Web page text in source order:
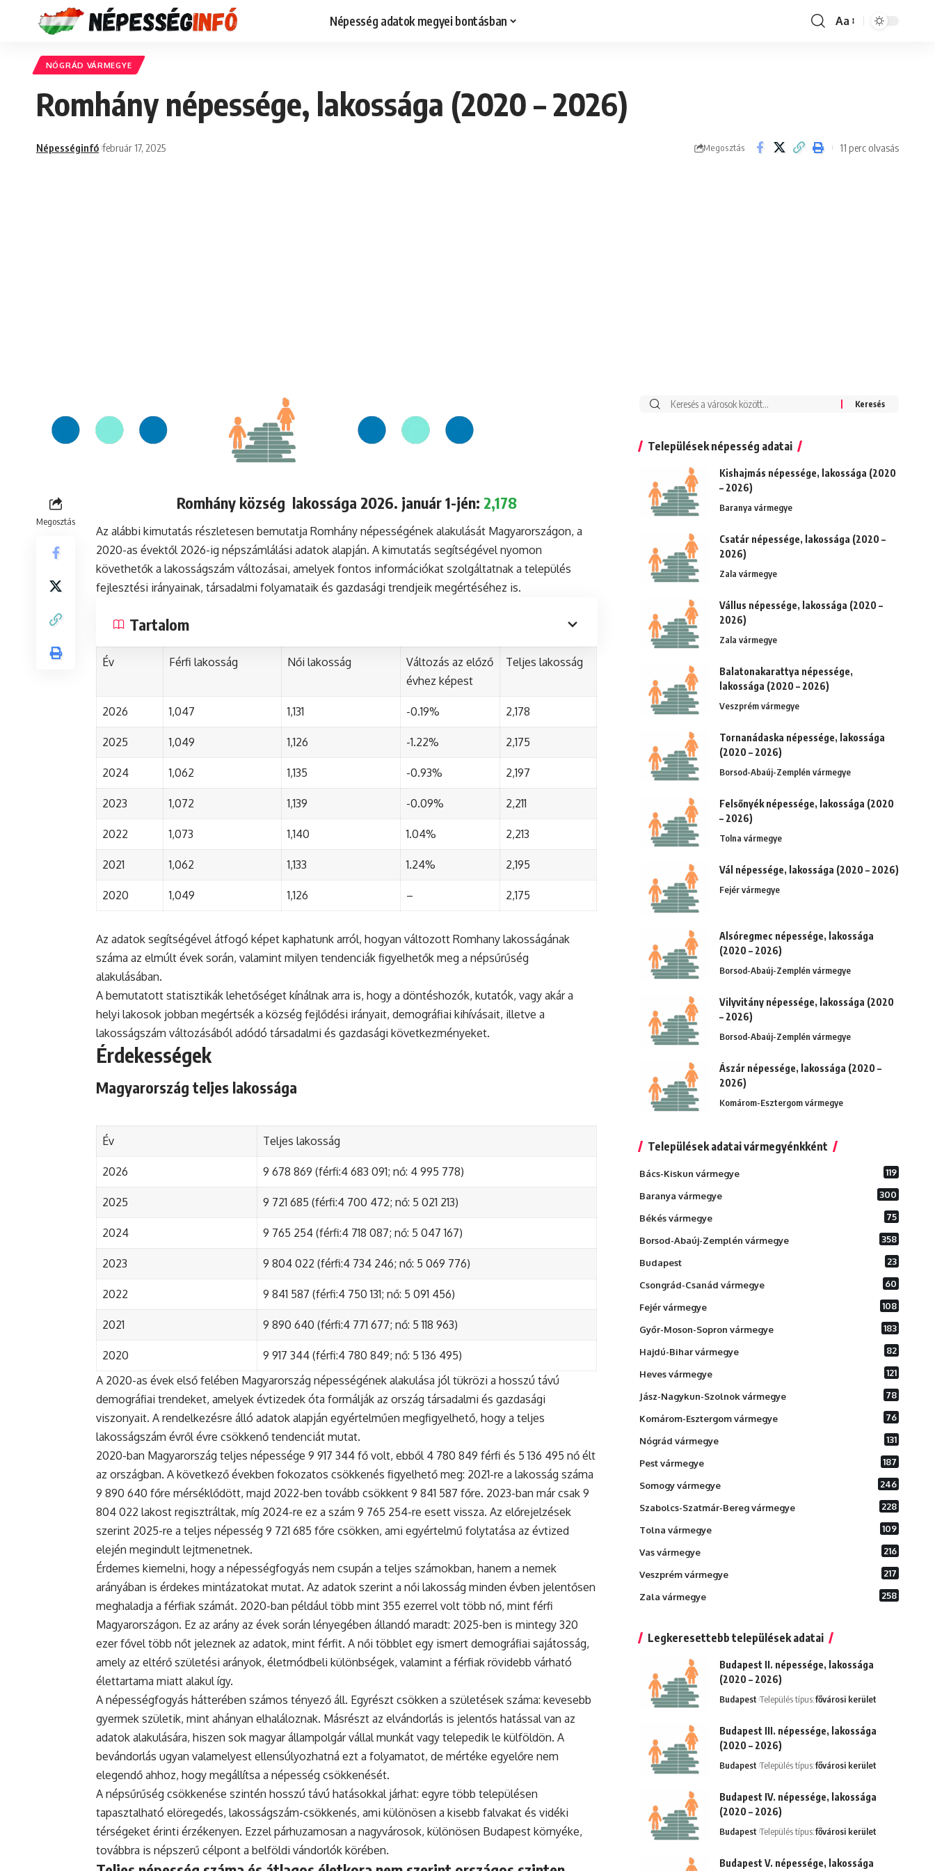
Népesség adatok megyei bontásban
Font
Aa
NÓGRÁD VÁRMEGYE
Romhány népessége, lakossága (2020 – 2026)
Népességinfó február 17, 2025 Megosztás 11 perc olvasás
Megosztás
Romhány község lakossága 2026. január 1-jén: 2,178
Az alábbi kimutatás részletesen bemutatja Romhány népességének alakulását Magyarországon, a
2020-as évektől 2026-ig népszámlálási adatok alapján. A kimutatás segítségével nyomon
követhetők a lakosságszám változásai, amelyek fontos információkat szolgáltatnak a település
fejlesztési irányainak, társadalmi folyamataik és gazdasági trendjeik megértéséhez is.
Tartalom
Év Férfi lakosság Női lakosság
Változás az előző
évhez képest
Teljes lakosság
2026 1,047 1,131 -0.19% 2,178
2025 1,049 1,126 -1.22% 2,175
2024 1,062 1,135 -0.93% 2,197
2023 1,072 1,139 -0.09% 2,211
2022 1,073 1,140 1.04% 2,213
2021 1,062 1,133 1.24% 2,195
2020 1,049 1,126 – 2,175
Az adatok segítségével átfogó képet kaphatunk arról, hogyan változott Romhany lakosságának
száma az elmúlt évek során, valamint milyen tendenciák figyelhetők meg a népsűrűség
alakulásában.
A bemutatott statisztikák lehetőséget kínálnak arra is, hogy a döntéshozók, kutatók, vagy akár a
helyi lakosok jobban megértsék a község fejlődési irányait, demográfiai kihívásait, illetve a
lakosságszám változásából adódó társadalmi és gazdasági következményeket.
Érdekességek
Magyarország teljes lakossága
Év Teljes lakosság
2026 9 678 869 (férfi:4 683 091; nő: 4 995 778)
2025 9 721 685 (férfi:4 700 472; nő: 5 021 213)
2024 9 765 254 (férfi:4 718 087; nő: 5 047 167)
2023 9 804 022 (férfi:4 734 246; nő: 5 069 776)
2022 9 841 587 (férfi:4 750 131; nő: 5 091 456)
2021 9 890 640 (férfi:4 771 677; nő: 5 118 963)
2020
9 917 344 (férfi:4 780 849; nő: 5 136 495)
A 2020-as évek első felében Magyarország népességének alakulása jól tükrözi a hosszú távú
demográfiai trendeket, amelyek évtizedek óta formálják az ország társadalmi és gazdasági
viszonyait. A rendelkezésre álló adatok alapján egyértelműen megfigyelhető, hogy a teljes
lakosságszám évről évre csökkenő tendenciát mutat.
2020-ban Magyarország teljes népessége 9 917 344 fő volt, ebből 4 780 849 férfi és 5 136 495 nő élt
az országban. A következő években fokozatos csökkenés figyelhető meg: 2021-re a lakosság száma
9 890 640 főre mérséklődött, majd 2022-ben tovább csökkent 9 841 587 főre. 2023-ban már csak 9
804 022 lakost regisztráltak, míg 2024-re ez a szám 9 765 254-re esett vissza. Az előrejelzések
szerint 2025-re a teljes népesség 9 721 685 főre csökken, ami egyértelmű folytatása az évtized
elején megindult lejtmenetnek.
Érdemes kiemelni, hogy a népességfogyás nem csupán a teljes számokban, hanem a nemek
arányában is érdekes mintázatokat mutat. Az adatok szerint a női lakosság minden évben jelentősen
meghaladja a férfiak számát. 2020-ban például több mint 355 ezerrel volt több nő, mint férfi
Magyarországon. Ez az arány az évek során lényegében állandó maradt: 2025-ben is mintegy 320
ezer fővel több nőt jeleznek az adatok, mint férfit. A női többlet egy ismert demográfiai sajátosság,
amely az eltérő születési arányok, életmódbeli különbségek, valamint a férfiak rövidebb várható
élettartama miatt alakul így.
A népességfogyás hátterében számos tényező áll. Egyrészt csökken a születések száma: kevesebb
gyermek születik, mint ahányan elhaláloznak. Másrészt az elvándorlás is jelentős hatással van az
adatok alakulására, hiszen sok magyar állampolgár vállal munkát vagy telepedik le külföldön. A
bevándorlás ugyan valamelyest ellensúlyozhatná ezt a folyamatot, de mértéke egyelőre nem
elegendő ahhoz, hogy megállítsa a népesség csökkenését.
A népsűrűség csökkenése szintén hosszú távú hatásokkal járhat: egyre több településen
tapasztalható elöregedés, lakosságszám-csökkenés, ami különösen a kisebb falvakat és vidéki
térségeket érinti érzékenyen. Ezzel párhuzamosan a nagyvárosok, különösen Budapest környéke,
továbbra is népszerű célpont a belföldi vándorlók körében.
Keresés:
Települések népesség adatai
Kishajmás népessége, lakossága (2020
– 2026)
Baranya vármegye
Csatár népessége, lakossága (2020 –
2026)
Zala vármegye
Vállus népessége, lakossága (2020 –
2026)
Zala vármegye
Balatonakarattya népessége,
lakossága (2020 – 2026)
Veszprém vármegye
Tornanádaska népessége, lakossága
(2020 – 2026)
Borsod-Abaúj-Zemplén vármegye
Felsőnyék népessége, lakossága (2020
– 2026)
Tolna vármegye
Vál népessége, lakossága (2020 – 2026)
Fejér vármegye
Alsóregmec népessége, lakossága
(2020 – 2026)
Borsod-Abaúj-Zemplén vármegye
Vilyvitány népessége, lakossága (2020
– 2026)
Borsod-Abaúj-Zemplén vármegye
Ászár népessége, lakossága (2020 –
2026)
Komárom-Esztergom vármegye
Települések adatai vármegyénkként
Bács-Kiskun vármegye 119
Baranya vármegye 300
Békés vármegye 75
Borsod-Abaúj-Zemplén vármegye 358
Budapest 23
Csongrád-Csanád vármegye 60
Fejér vármegye 108
Győr-Moson-Sopron vármegye 183
Hajdú-Bihar vármegye 82
Heves vármegye 121
Jász-Nagykun-Szolnok vármegye 78
Komárom-Esztergom vármegye 76
Nógrád vármegye 131
Pest vármegye 187
Somogy vármegye 246
Szabolcs-Szatmár-Bereg vármegye 228
Tolna vármegye 109
Vas vármegye 216
Veszprém vármegye 217
Zala vármegye 258
Legkeresettebb települések adatai
Budapest II. népessége, lakossága
(2020 – 2026)
Budapest Település típus:fővárosi kerület
Budapest III. népessége, lakossága
(2020 – 2026)
Budapest Település típus:fővárosi kerület
Budapest IV. népessége, lakossága
(2020 – 2026)
Budapest Település típus:fővárosi kerület
Budapest V. népessége, lakossága